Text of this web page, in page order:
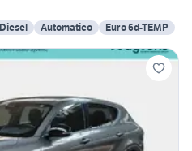
Diesel Automatico Euro 6d-TEMP